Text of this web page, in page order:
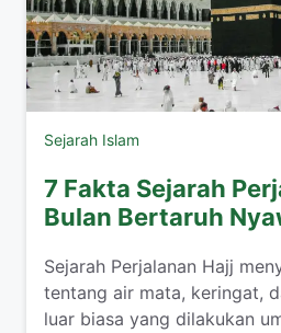
Sejarah Islam
7 Fakta Sejarah
Bulan Bertaruh
Sejarah Perjalanan Hajj
tentang air mata, keringat,
luar biasa yang dilakukan